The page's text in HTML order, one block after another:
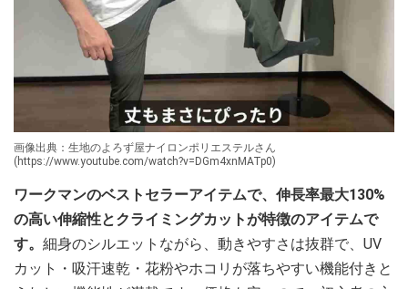
画像出典：生地のよろず屋ナイロンポリエステルさん
(https://www.youtube.com/watch?v=DGm4xnMATp0)
ワークマンのベストセラーアイテムで、伸長率最大130%
の高い伸縮性とクライミングカットが特徴のアイテムで
す。 細身のシルエットながら、動きやすさは抜群で、UV
カット・吸汗速乾・花粉やホコリが落ちやすい機能付きと